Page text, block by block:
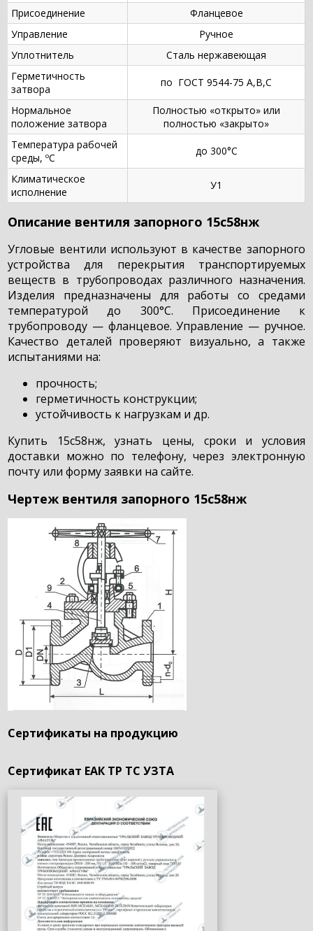
Присоединение
Фланцевое
Управление
Ручное
Уплотнитель
Сталь нержавеющая
Герметичность
затвора
по ГОСТ 9544-75 А,В,С
Нормальное
положение затвора
Полностью «открыто» или
полностью «закрыто»
Температура рабочей
среды, ºС
до 300°С
Климатическое
исполнение
У1
Описание вентиля запорного 15с58нж
Угловые вентили используют в качестве запорного
устройства для перекрытия транспортируемых
веществ в трубопроводах различного назначения.
Изделия предназначены для работы со средами
температурой до 300°С. Присоединение к
трубопроводу — фланцевое. Управление — ручное.
Качество деталей проверяют визуально, а также
испытаниями на:
прочность;
герметичность конструкции;
устойчивость к нагрузкам и др.
Купить 15с58нж, узнать цены, сроки и условия
доставки можно по телефону, через электронную
почту или форму заявки на сайте.
Чертеж вентиля запорного 15с58нж
Сертификаты на продукцию
Сертификат ЕАК ТР ТС УЗТА